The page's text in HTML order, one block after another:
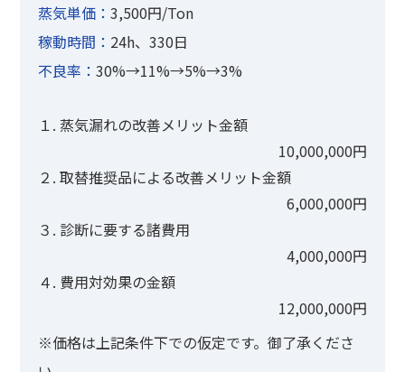
蒸気単価： 3,500円/Ton
稼動時間： 24h、330日
不良率： 30%→11%→5%→3%
１. 蒸気漏れの改善メリット金額
10,000,000円
２. 取替推奨品による改善メリット金額
6,000,000円
３. 診断に要する諸費用
4,000,000円
４. 費用対効果の金額
12,000,000円
※価格は上記条件下での仮定です。御了承くださ